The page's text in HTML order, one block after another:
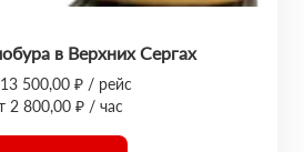
в Верхних Сергах
500,00 ₽ / рейс
2 800,00 ₽ / час